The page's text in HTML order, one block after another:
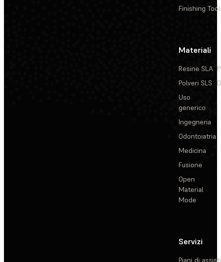
Finishing
Materiali
Resine SLA
Polveri SLS
Uso
generico
Ingegneria
Odontoiatria
Medicina
Fusione
Open
Material
Mode
Servizi
Piani di